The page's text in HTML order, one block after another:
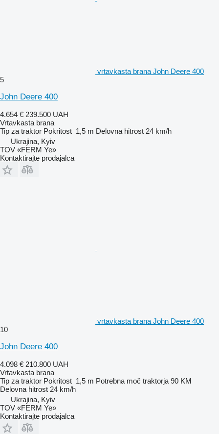
vrtavkasta brana John Deere 400
5
John Deere 400
4.654 € 239.500 UAH
Vrtavkasta brana
Tip za traktor Pokritost 1,5 m Delovna hitrost 24 km/h
Ukrajina, Kyiv
TOV «FERM Ye»
Kontaktirajte prodajalca
vrtavkasta brana John Deere 400
10
John Deere 400
4.098 € 210.800 UAH
Vrtavkasta brana
Tip za traktor Pokritost 1,5 m Potrebna moč traktorja 90 KM
Delovna hitrost 24 km/h
Ukrajina, Kyiv
TOV «FERM Ye»
Kontaktirajte prodajalca